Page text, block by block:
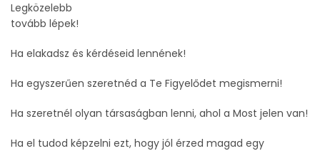
Legközelebb
tovább lépek!
Ha elakadsz és kérdéseid lennének!
Ha egyszerűen szeretnéd a Te Figyelődet megismerni!
Ha szeretnél olyan társaságban lenni, ahol a Most jelen van!
Ha el tudod képzelni ezt, hogy jól érzed magad egy